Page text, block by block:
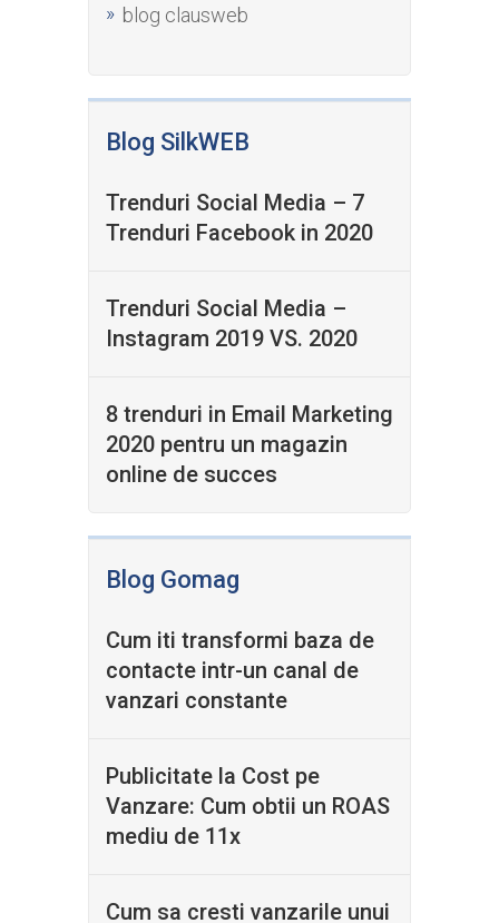
blog clausweb
Blog SilkWEB
Trenduri Social Media – 7
Trenduri Facebook in 2020
Trenduri Social Media –
Instagram 2019 VS. 2020
8 trenduri in Email Marketing
2020 pentru un magazin
online de succes
Blog Gomag
Cum iti transformi baza de
contacte intr-un canal de
vanzari constante
Publicitate la Cost pe
Vanzare: Cum obtii un ROAS
mediu de 11x
Cum sa cresti vanzarile unui